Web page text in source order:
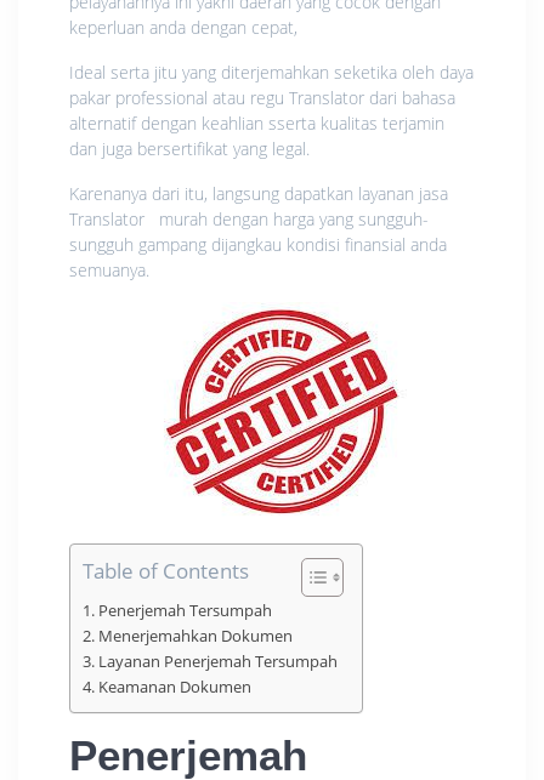
keperluan anda dengan cepat,
Ideal serta jitu yang diterjemahkan seketika oleh daya
pakar professional atau regu Translator dari bahasa
alternatif dengan keahlian sserta kualitas terjamin
dan juga bersertifikat yang legal.
Karenanya dari itu, langsung dapatkan layanan jasa
Translator murah dengan harga yang sungguh-
sungguh gampang dijangkau kondisi finansial anda
semuanya.
Table of Contents
Penerjemah Tersumpah
Menerjemahkan Dokumen
Layanan Penerjemah Tersumpah
Keamanan Dokumen
Penerjemah